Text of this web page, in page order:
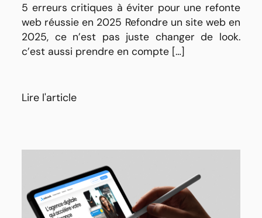
5 erreurs critiques à éviter pour une refonte
web réussie en 2025 Refondre un site web en
2025, ce n’est pas juste changer de look.
c’est aussi prendre en compte […]
Lire l'article